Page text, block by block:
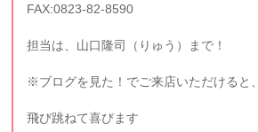
FAX:0823-82-8590
担当は、山口隆司（りゅう）まで！
※ブログを見た！でご来店いただけると、
飛び跳ねて喜びます